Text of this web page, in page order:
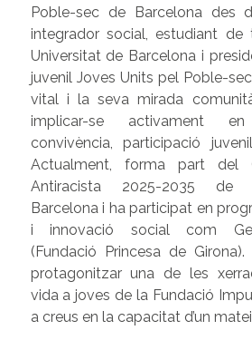
Poble-sec de Barcelona des
integrador social, estudiant
Universitat de Barcelona i
juvenil Joves Units pel Poble-
vital i la seva mirada
implicar-se activament
convivència, participació
Actualment, forma part del
Antiracista 2025-2035 de
Barcelona i ha participat en
i innovació social com
(Fundació Princesa de
protagonitzar una de les
vida a joves de la Fundació
a creus en la capacitat d’un